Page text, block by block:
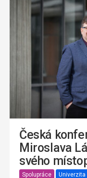
Česká
Miroslava
svého
Spolupráce Univerzita